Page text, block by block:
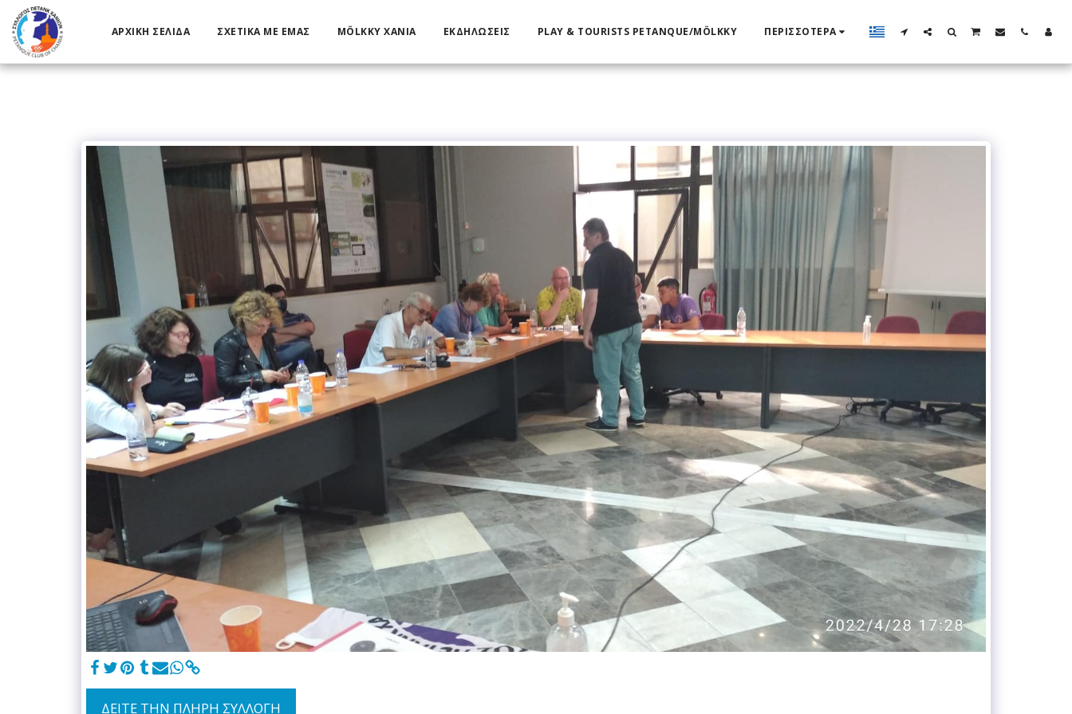
ΑΡΧΙΚΉ ΣΕΛΊΔΑ ΣΧΕΤΙΚΆ ΜΕ ΕΜΆΣ MÖLKKY ΧΑΝΙΑ ΕΚΔΗΛΏΣΕΙΣ PLAY & TOURISTS PETANQUE/MÖLKKY ΠΕΡΙΣΣΌΤΕΡΑ
ΔΕΊΤΕ ΤΗΝ ΠΛΉΡΗ ΣΥΛΛΟΓΉ